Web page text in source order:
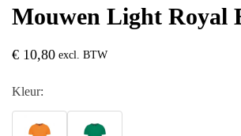
Mouwen Light Royal
€ 10,80 excl. BTW
Kleur: